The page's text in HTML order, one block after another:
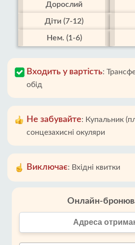
Дорослий
Діти (7-12)
Нем. (1-6)
Входить у вартість:
обід
Не забувайте: Купальник
сонцезахисні окуляри
Виключає: Вхідні квитки
Онлайн-